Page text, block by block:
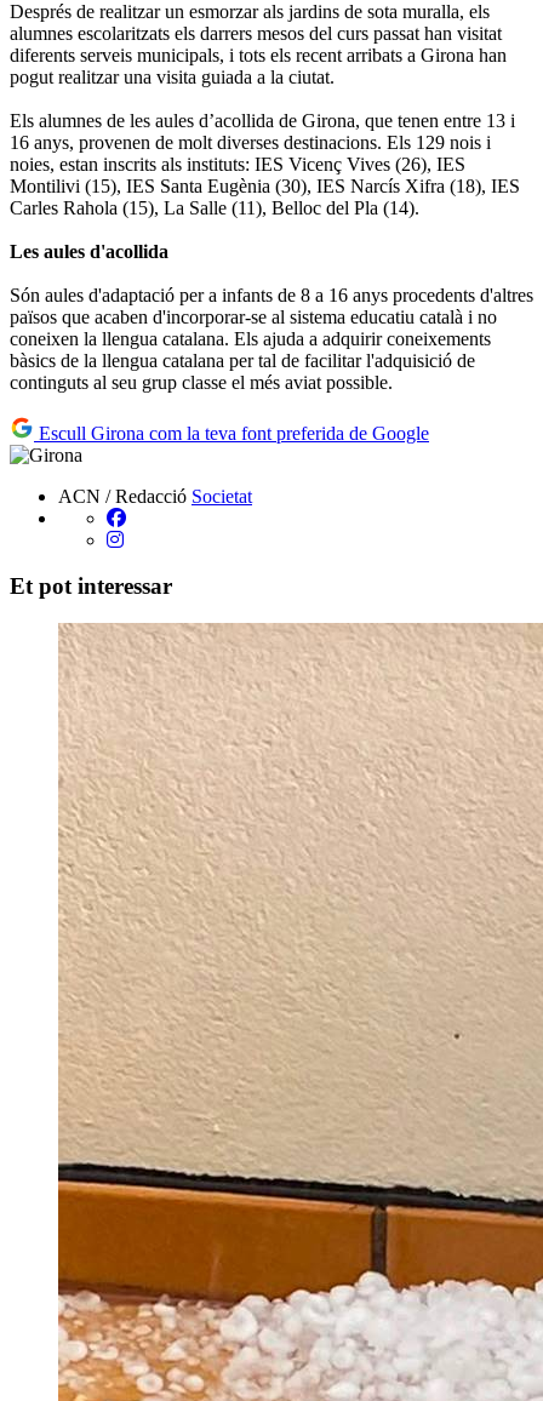
Després de realitzar un esmorzar als jardins de sota muralla, els
alumnes escolaritzats els darrers mesos del curs passat han visitat
diferents serveis municipals, i tots els recent arribats a Girona han
pogut realitzar una visita guiada a la ciutat.
Els alumnes de les aules d’acollida de Girona, que tenen entre 13 i
16 anys, provenen de molt diverses destinacions. Els 129 nois i
noies, estan inscrits als instituts: IES Vicenç Vives (26), IES
Montilivi (15), IES Santa Eugènia (30), IES Narcís Xifra (18), IES
Carles Rahola (15), La Salle (11), Belloc del Pla (14).
Les aules d'acollida
Són aules d'adaptació per a infants de 8 a 16 anys procedents d'altres
països que acaben d'incorporar-se al sistema educatiu català i no
coneixen la llengua catalana. Els ajuda a adquirir coneixements
bàsics de la llengua catalana per tal de facilitar l'adquisició de
continguts al seu grup classe el més aviat possible.
Escull Girona com la teva font preferida de Google
ACN / Redacció Societat
Et pot interessar